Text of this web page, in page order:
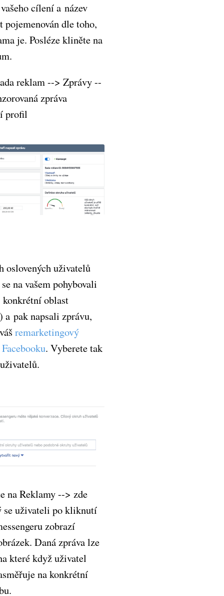
cílení a název
dle toho,
je. Posléze kliněte na
reklam --> Zprávy --
zpráva
profil
oslovených uživatelů
na vašem pohybovali
oblast
a pak napsali zprávu,
remarketingový
. Vyberete tak
na Reklamy --> zde
uživateli po kliknutí
zobrazí
Daná zpráva lze
které když uživatel
na konkrétní